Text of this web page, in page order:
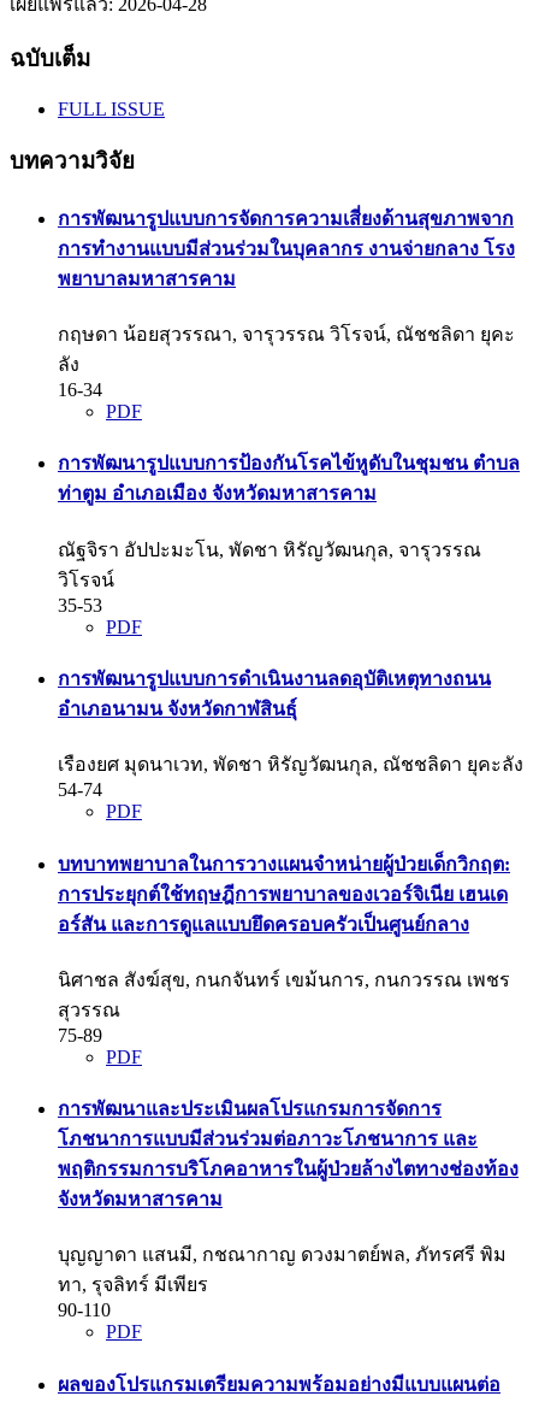
ฉบับเต็ม
FULL ISSUE
บทความวิจัย
การพัฒนารูปแบบการจัดการความเสี่ยงด้านสุขภาพจาก
การทำงานแบบมีส่วนร่วมในบุคลากร งานจ่ายกลาง โรง
พยาบาลมหาสารคาม
กฤษดา น้อยสุวรรณา, จารุวรรณ วิโรจน์, ณัชชลิดา ยุคะ
ลัง
16-34
PDF
การพัฒนารูปแบบการป้องกันโรคไข้หูดับในชุมชน ตำบล
ท่าตูม อำเภอเมือง จังหวัดมหาสารคาม
ณัฐจิรา อัปปะมะโน, พัดชา หิรัญวัฒนกุล, จารุวรรณ
วิโรจน์
35-53
PDF
การพัฒนารูปแบบการดำเนินงานลดอุบัติเหตุทางถนน
อำเภอนามน จังหวัดกาฬสินธุ์
เรืองยศ มุดนาเวท, พัดชา หิรัญวัฒนกุล, ณัชชลิดา ยุคะลัง
54-74
PDF
บทบาทพยาบาลในการวางแผนจำหน่ายผู้ป่วยเด็กวิกฤต:
การประยุกต์ใช้ทฤษฎีการพยาบาลของเวอร์จิเนีย เฮนเด
อร์สัน และการดูแลแบบยึดครอบครัวเป็นศูนย์กลาง
นิศาชล สังฆ์สุข, กนกจันทร์ เขม้นการ, กนกวรรณ เพชร
สุวรรณ
75-89
PDF
การพัฒนาและประเมินผลโปรแกรมการจัดการ
โภชนาการแบบมีส่วนร่วมต่อภาวะโภชนาการ และ
พฤติกรรมการบริโภคอาหารในผู้ป่วยล้างไตทางช่องท้อง
จังหวัดมหาสารคาม
บุญญาดา แสนมี, กชณากาญ ดวงมาตย์พล, ภัทรศรี พิม
ทา, รุจลิทร์ มีเพียร
90-110
PDF
ผลของโปรแกรมเตรียมความพร้อมอย่างมีแบบแผนต่อ